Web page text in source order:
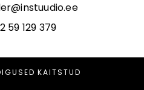
59 129 379
KAITSTUD